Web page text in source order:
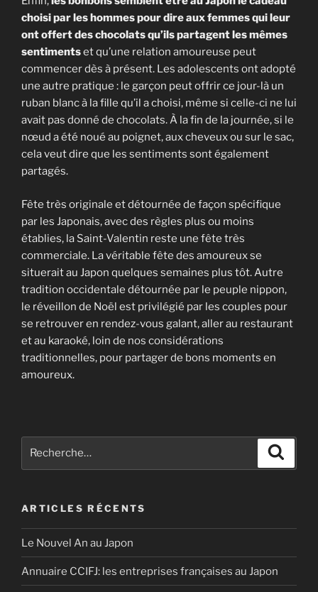
choisi par les hommes pour dire aux femmes qui leur
ont offert des chocolats qu’ils partagent les mêmes
sentimentset qu’une relation amoureuse peut
commencer dès à présent. Les adolescents ont adopté
une autre pratique : le garçon peut offrir ce jour-là un
ruban blanc à la fille qu’il a choisi, même si celle-ci ne lui
avait pas donné de chocolats. À la fin de la journée, si le
nœud a été noué au poignet, aux cheveux ou sur le sac,
cela veut dire que les sentiments sont également
partagés.
Fête très originale et détournée de façon spécifique
par les Japonais, avec des règles plus ou moins
établies, la Saint-Valentin reste une fête très
commerciale. La véritable fête des amoureux se
situerait au Japon quelques semaines plus tôt. Autre
tradition occidentale détournée par le peuple nippon,
le réveillon de Noël est privilégié par les couples pour
se retrouver en rendez-vous galant, aller au restaurant
et au karaoké, loin de nos considérations
traditionnelles, pour partager de bons moments en
amoureux.
ARTICLES RÉCENTS
Le Nouvel An au Japon
Annuaire CCIFJ: les entreprises françaises au Japon